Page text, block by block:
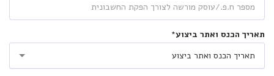
תאריך הכנס ואתר ביצוע*
תאריך הכנס ואתר ביצוע